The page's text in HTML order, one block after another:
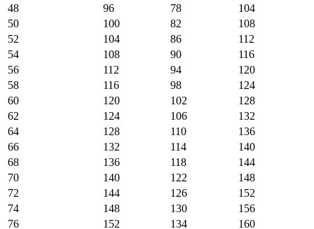
48
96 78
104
50
100 82
108
52
104 86
112
54
108 90
116
56
112 94
120
58
116 98
124
60
120 102
128
62
124 106
132
64
128 110
136
66
132 114
140
68
136 118
144
70
140 122
148
72
144 126
152
74
148 130
156
76
152 134 160